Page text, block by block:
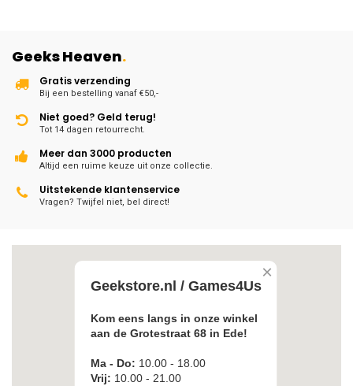
Geeks Heaven.
Gratis verzending
Bij een bestelling vanaf €50,-
Niet goed? Geld terug!
Tot 14 dagen retourrecht.
Meer dan 3000 producten
Altijd een ruime keuze uit onze collectie.
Uitstekende klantenservice
Vragen? Twijfel niet, bel direct!